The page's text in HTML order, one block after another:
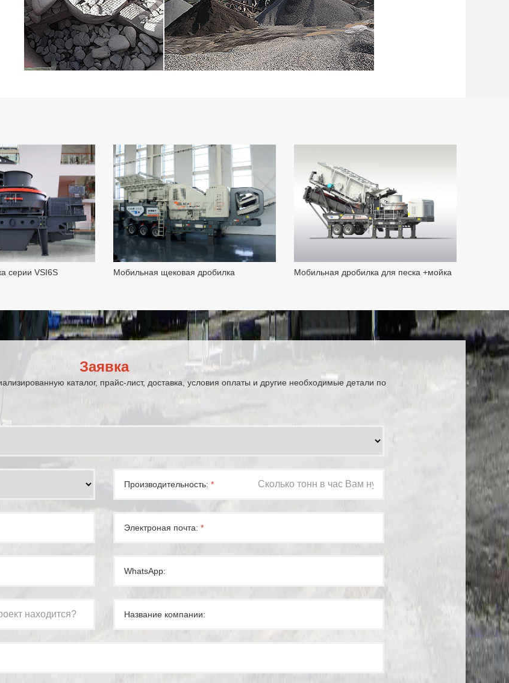
серии VSI6S Мобильная щековая дробилка Мобильная дробилка для песка +мойка
Заявка
каталог, прайс-лист, доставка, условия оплаты и другие необходимые детали по
Производительность: *
Электроная почта: *
WhatsApp:
Название компании: